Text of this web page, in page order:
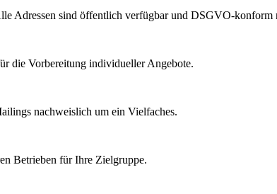
Adressen sind öffentlich verfügbar und DSGVO-konform
die Vorbereitung individueller Angebote.
nachweislich um ein Vielfaches.
Betrieben für Ihre Zielgruppe.